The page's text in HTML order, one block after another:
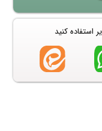
استفاده کنید